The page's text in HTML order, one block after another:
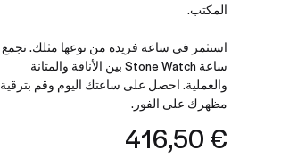
المكتب.
استثمر في ساعة فريدة من نوعها مثلك. تجمع
ساعة Stone Watch بين الأناقة والمتانة
والعملية. احصل على ساعتك اليوم وقم بترقية
مظهرك على الفور.
416,50 €